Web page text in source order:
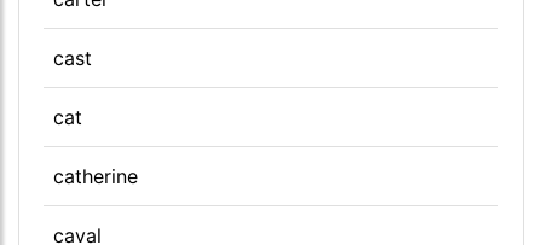
cast
cat
catherine
caval